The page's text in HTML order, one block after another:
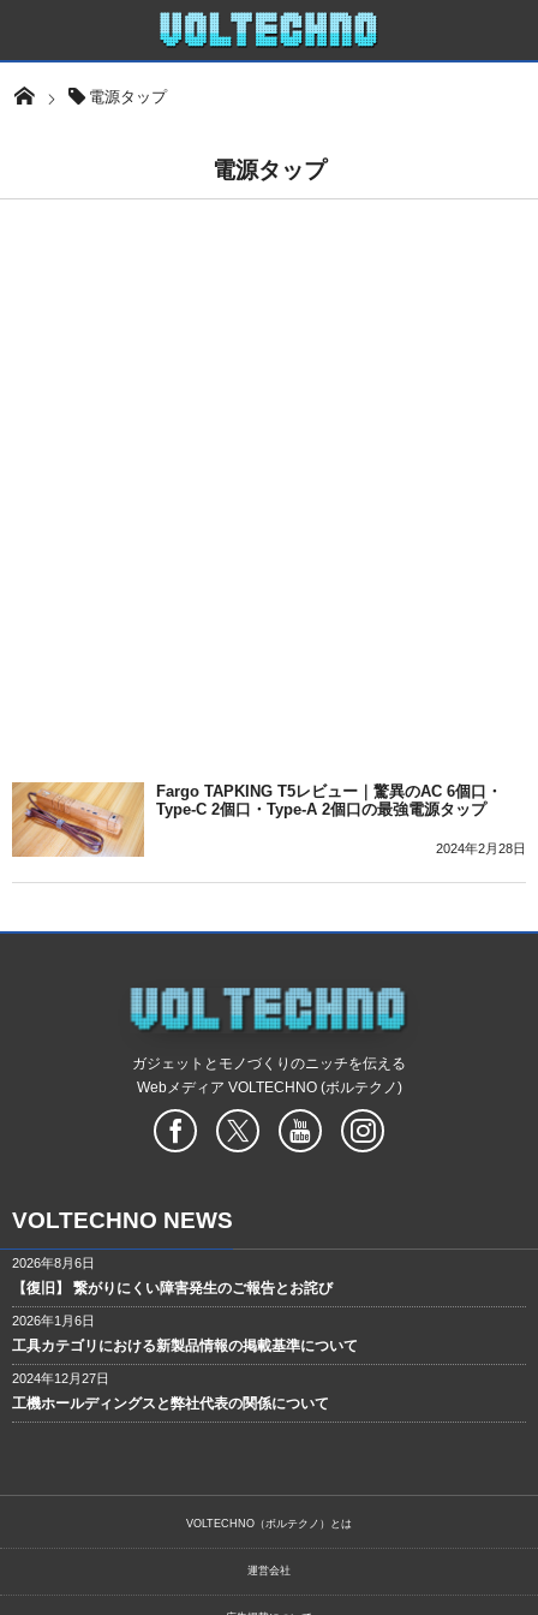
電源タップ
電源タップ
Fargo TAPKING T5レビュー｜驚異のAC 6個口・
Type-C 2個口・Type-A 2個口の最強電源タップ
2024年2月28日
ガジェットとモノづくりのニッチを伝える
Webメディア VOLTECHNO (ボルテクノ)
VOLTECHNO NEWS
2026年8月6日
【復旧】 繋がりにくい障害発生のご報告とお詫び
2026年1月6日
工具カテゴリにおける新製品情報の掲載基準について
2024年12月27日
工機ホールディングスと弊社代表の関係について
VOLTECHNO（ボルテクノ）とは
運営会社